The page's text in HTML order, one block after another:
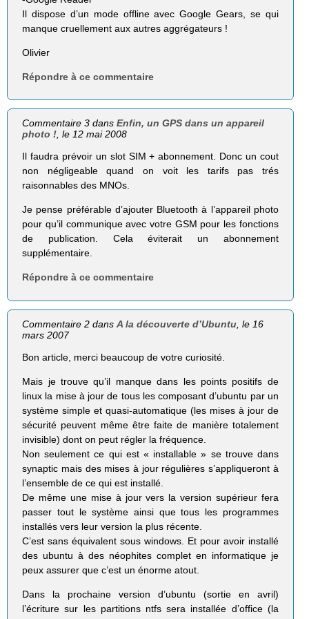
Il dispose d’un mode offline avec Google Gears, se qui
manque cruellement aux autres aggrégateurs !
Olivier
Répondre à ce commentaire
Commentaire 3 dansEnfin, un GPS dans un appareil
photo !, le 12 mai 2008
Il faudra prévoir un slot SIM + abonnement. Donc un cout
non négligeable quand on voit les tarifs pas trés
raisonnables des MNOs.
Je pense préférable d’ajouter Bluetooth à l’appareil photo
pour qu’il communique avec votre GSM pour les fonctions
de publication. Cela éviterait un abonnement
supplémentaire.
Répondre à ce commentaire
Commentaire 2 dansA la découverte d’Ubuntu , le 16
mars 2007
Bon article, merci beaucoup de votre curiosité.
Mais je trouve qu’il manque dans les points positifs de
linux la mise à jour de tous les composant d’ubuntu par un
système simple et quasi-automatique (les mises à jour de
sécurité peuvent même être faite de manière totalement
invisible) dont on peut régler la fréquence.
Non seulement ce qui est « installable » se trouve dans
synaptic mais des mises à jour régulières s’appliqueront à
l’ensemble de ce qui est installé.
De même une mise à jour vers la version supérieur fera
passer tout le système ainsi que tous les programmes
installés vers leur version la plus récente.
C’est sans équivalent sous windows. Et pour avoir installé
des ubuntu à des néophites complet en informatique je
peux assurer que c’est un énorme atout.
Dans la prochaine version d’ubuntu (sortie en avril)
l’écriture sur les partitions ntfs sera installée d’office (la